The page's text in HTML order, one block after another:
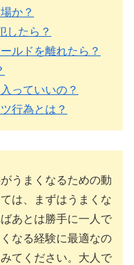
か？
したら？
ルドを離れたら？
っていいの？
行為とは？
うまくなるための動
は、まずはうまくな
あとは勝手に一人で
なる経験に最適なの
てください。大人で